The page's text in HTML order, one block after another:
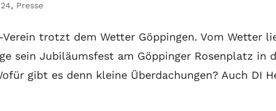
, Presse
Verein trotzt dem Wetter Göppingen. Vom Wetter
sein Jubiläumsfest am Göppinger Rosenplatz in
gibt es denn kleine Überdachungen? Auch DI